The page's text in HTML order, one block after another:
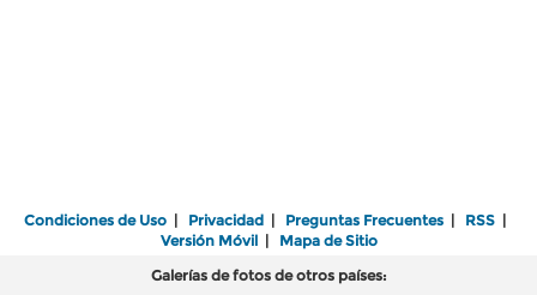
Condiciones de Uso | Privacidad | Preguntas Frecuentes | RSS |
Versión Móvil| Mapa de Sitio
Galerías de fotos de otros países: